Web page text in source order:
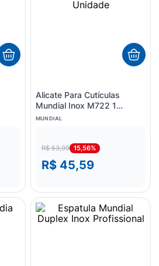
Alicate Para Cutículas
Mundial Inox M722 1
Unidade
MUNDIAL
R$ 53,99 15,56%
R$ 45,59